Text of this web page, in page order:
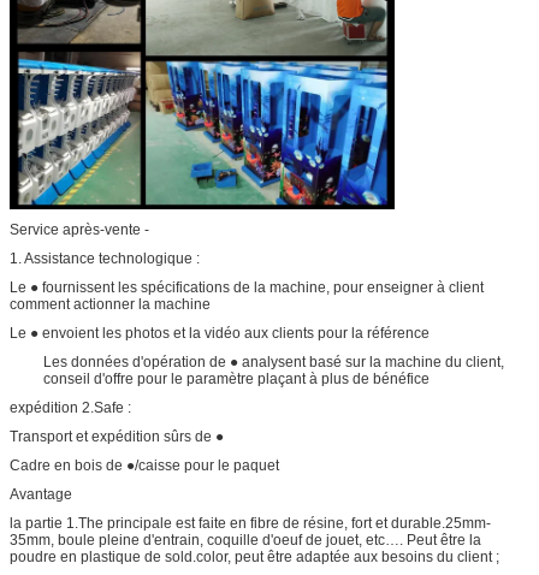
Service après-vente -
1. Assistance technologique :
Le ● fournissent les spécifications de la machine, pour enseigner à client
comment actionner la machine
Le ● envoient les photos et la vidéo aux clients pour la référence
Les données d'opération de ● analysent basé sur la machine du client,
conseil d'offre pour le paramètre plaçant à plus de bénéfice
expédition 2.Safe :
Transport et expédition sûrs de ●
Cadre en bois de ●/caisse pour le paquet
Avantage
la partie 1.The principale est faite en fibre de résine, fort et durable.25mm-
35mm, boule pleine d'entrain, coquille d'oeuf de jouet, etc…. Peut être la
poudre en plastique de sold.color, peut être adaptée aux besoins du client ;